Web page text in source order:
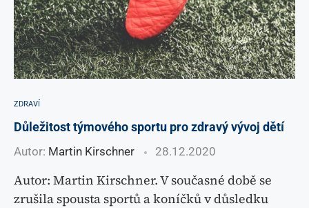
ZDRAVÍ
Důležitost týmového sportu pro zdravý vývoj dětí
Autor: Martin Kirschner 28.12.2020
Autor: Martin Kirschner. V současné době se
zrušila spousta sportů a koníčků v důsledku